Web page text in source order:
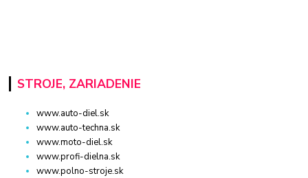
STROJE, ZARIADENIE
www.auto-diel.sk
www.auto-techna.sk
www.moto-diel.sk
www.profi-dielna.sk
www.polno-stroje.sk